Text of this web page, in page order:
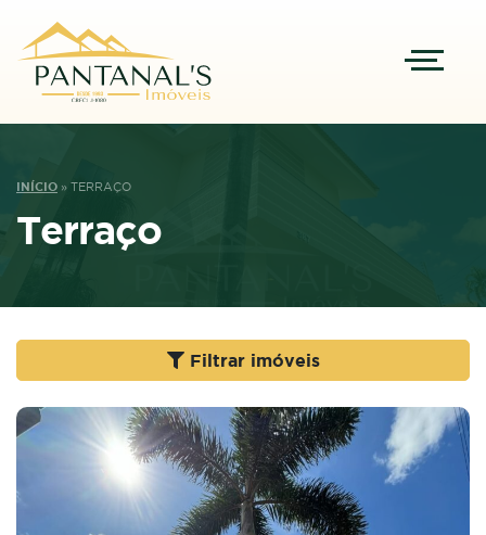
INÍCIO » TERRAÇO
Terraço
Filtrar imóveis